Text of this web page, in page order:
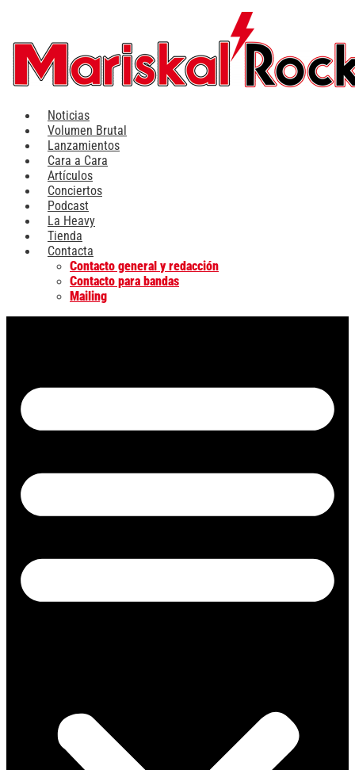
contenido
Noticias
Volumen Brutal
Lanzamientos
Cara a Cara
Artículos
Conciertos
Podcast
La Heavy
Tienda
Contacta
Contacto general y redacción
Contacto para bandas
Mailing